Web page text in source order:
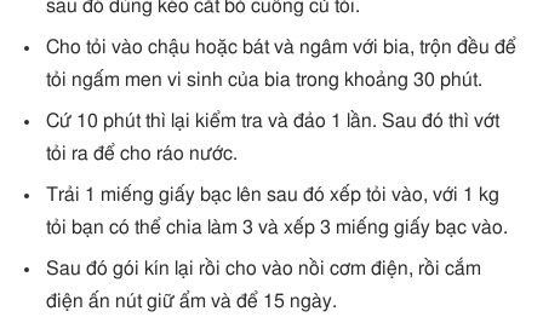
sau đó dùng kéo cắt bỏ cuống củ tỏi.
Cho tỏi vào chậu hoặc bát và ngâm với bia, trộn đều để
tỏi ngấm men vi sinh của bia trong khoảng 30 phút.
Cứ 10 phút thì lại kiểm tra và đảo 1 lần. Sau đó thì vớt
tỏi ra để cho ráo nước.
Trải 1 miếng giấy bạc lên sau đó xếp tỏi vào, với 1 kg
tỏi bạn có thể chia làm 3 và xếp 3 miếng giấy bạc vào.
Sau đó gói kín lại rồi cho vào nồi cơm điện, rồi cắm
điện ấn nút giữ ẩm và để 15 ngày.